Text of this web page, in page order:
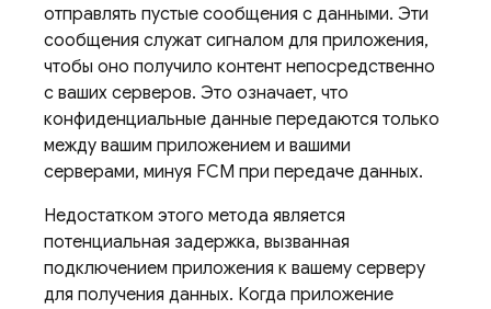
отправлять пустые сообщения с данными. Эти
сообщения служат сигналом для приложения,
чтобы оно получило контент непосредственно
с ваших серверов. Это означает, что
конфиденциальные данные передаются только
между вашим приложением и вашими
серверами, минуя FCM при передаче данных.
Недостатком этого метода является
потенциальная задержка, вызванная
подключением приложения к вашему серверу
для получения данных. Когда приложение